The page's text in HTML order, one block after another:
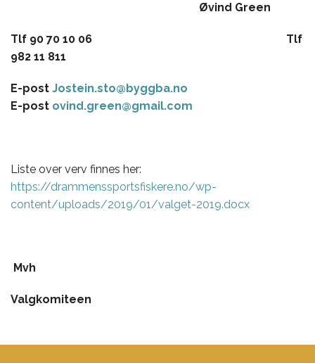
Øvind Green
Tlf 90 70 10 06 Tlf
982 11 811
E-post Jostein.sto@byggba.no
E-post ovind.green@gmail.com
Liste over verv finnes her:
https://drammenssportsfiskere.no/wp-
content/uploads/2019/01/valget-2019.docx
Mvh
Valgkomiteen